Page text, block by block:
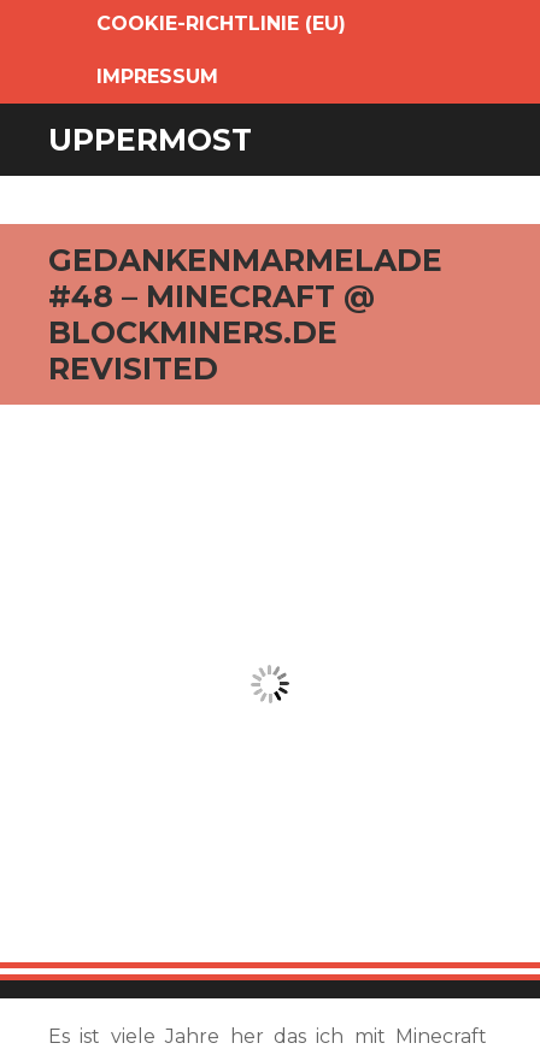
COOKIE-RICHTLINIE (EU)
IMPRESSUM
UPPERMOST
GEDANKENMARMELADE
#48 – MINECRAFT @
BLOCKMINERS.DE
REVISITED
Es ist viele Jahre her das ich mit Minecraft